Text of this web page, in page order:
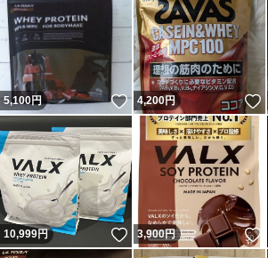
5,100円 いいね！
4,200円
10,999円 いいね！
3,900円